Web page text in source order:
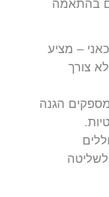
בהתאמה
– מציע
צורך
הגנה